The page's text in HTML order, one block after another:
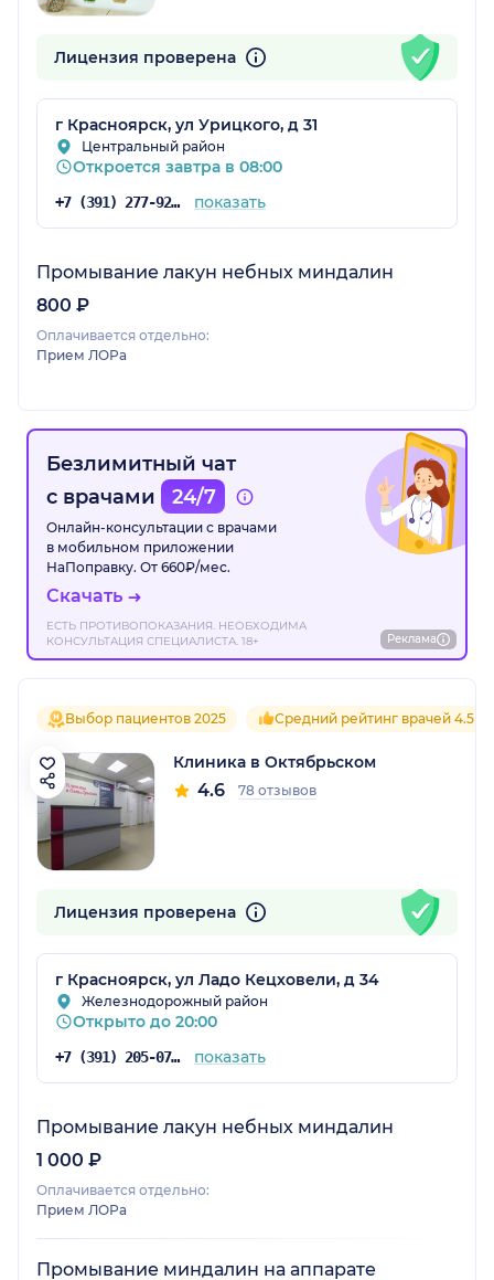
Лицензия проверена
г Красноярск, ул Урицкого, д 31
Центральный район
Откроется завтра в 08:00
+7 (391) 277-92-52 показать
Промывание лакун небных миндалин
800 ₽
Оплачивается отдельно:
Прием ЛОРа
Безлимитный чат
с врачами
24/7
Онлайн-консультации с врачами
в мобильном приложении
НаПоправку. От 660₽/мес.
Скачать
ЕСТЬ ПРОТИВОПОКАЗАНИЯ. НЕОБХОДИМА
КОНСУЛЬТАЦИЯ СПЕЦИАЛИСТА. 18+
Реклама
Выбор пациентов 2025 Средний рейтинг врачей 4.5
Клиника в Октябрьском
4.6 78 отзывов
Лицензия проверена
г Красноярск, ул Ладо Кецховели, д 34
Железнодорожный район
Открыто до 20:00
+7 (391) 205-07-48 показать
Промывание лакун небных миндалин
1 000 ₽
Оплачивается отдельно:
Прием ЛОРа
Промывание миндалин на аппарате